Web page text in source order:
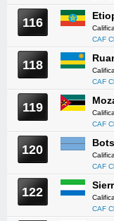
116
CAF
118
CAF
119
CAF
120
CAF
122
CAF